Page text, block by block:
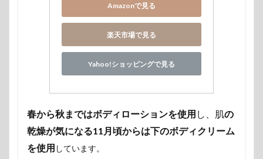
Amazonで見る
楽天市場で見る
Yahoo!ショッピングで見る
春から秋まではボディローションを使用 し、肌の
乾燥が気になる11月頃からは下のボディクリーム
を使用 しています。